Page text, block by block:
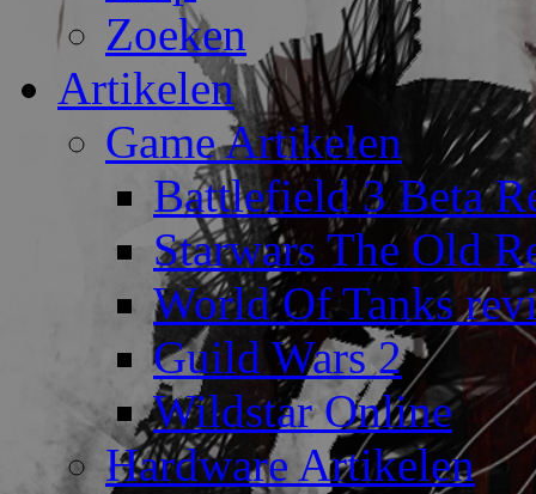
Zoeken
Artikelen
Game Artikelen
Battlefield 3 Beta
Starwars The Old
World Of Tanks
Guild Wars 2
Wildstar Online
Hardware Artikelen